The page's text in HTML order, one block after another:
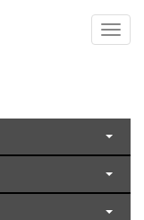
Toggle